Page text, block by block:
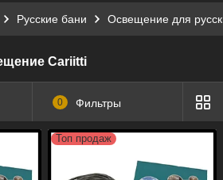
Русские бани Освещение для
Cariitti
0 Фильтры
Топ продаж